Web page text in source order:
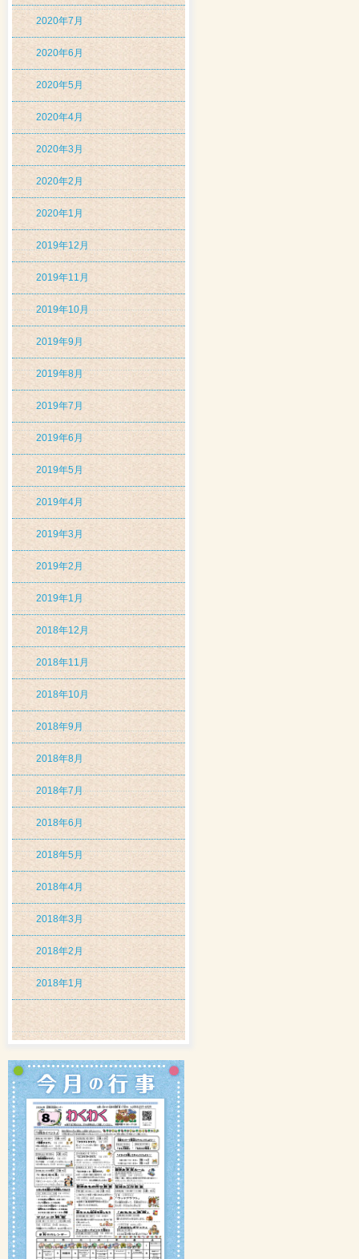
2020年7月
2020年6月
2020年5月
2020年4月
2020年3月
2020年2月
2020年1月
2019年12月
2019年11月
2019年10月
2019年9月
2019年8月
2019年7月
2019年6月
2019年5月
2019年4月
2019年3月
2019年2月
2019年1月
2018年12月
2018年11月
2018年10月
2018年9月
2018年8月
2018年7月
2018年6月
2018年5月
2018年4月
2018年3月
2018年2月
2018年1月